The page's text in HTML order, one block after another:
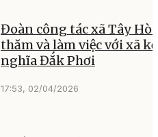
Đoàn công tác xã Tây Hòa
thăm và làm việc với xã
nghĩa Đắk Phơi
17:53, 02/04/2026